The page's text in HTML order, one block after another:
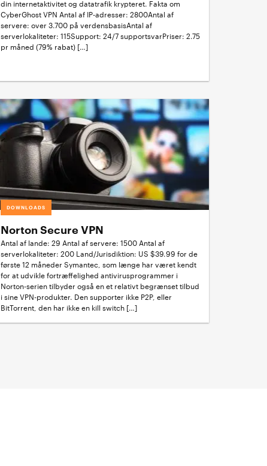
din internetaktivitet og datatrafik krypteret. Fakta om
CyberGhost VPN Antal af IP-adresser: 2800Antal af
servere: over 3.700 på verdensbasisAntal af
serverlokaliteter: 115Support: 24/7 supportsvarPriser: 2.75
pr måned (79% rabat) […]
DOWNLOADS
Norton Secure VPN
Antal af lande: 29 Antal af servere: 1500 Antal af
serverlokaliteter: 200 Land/Jurisdiktion: US $39.99 for de
første 12 måneder Symantec, som længe har været kendt
for at udvikle fortræffelighed antivirusprogrammer i
Norton-serien tilbyder også en et relativt begrænset tilbud
i sine VPN-produkter. Den supporter ikke P2P, eller
BitTorrent, den har ikke en kill switch […]